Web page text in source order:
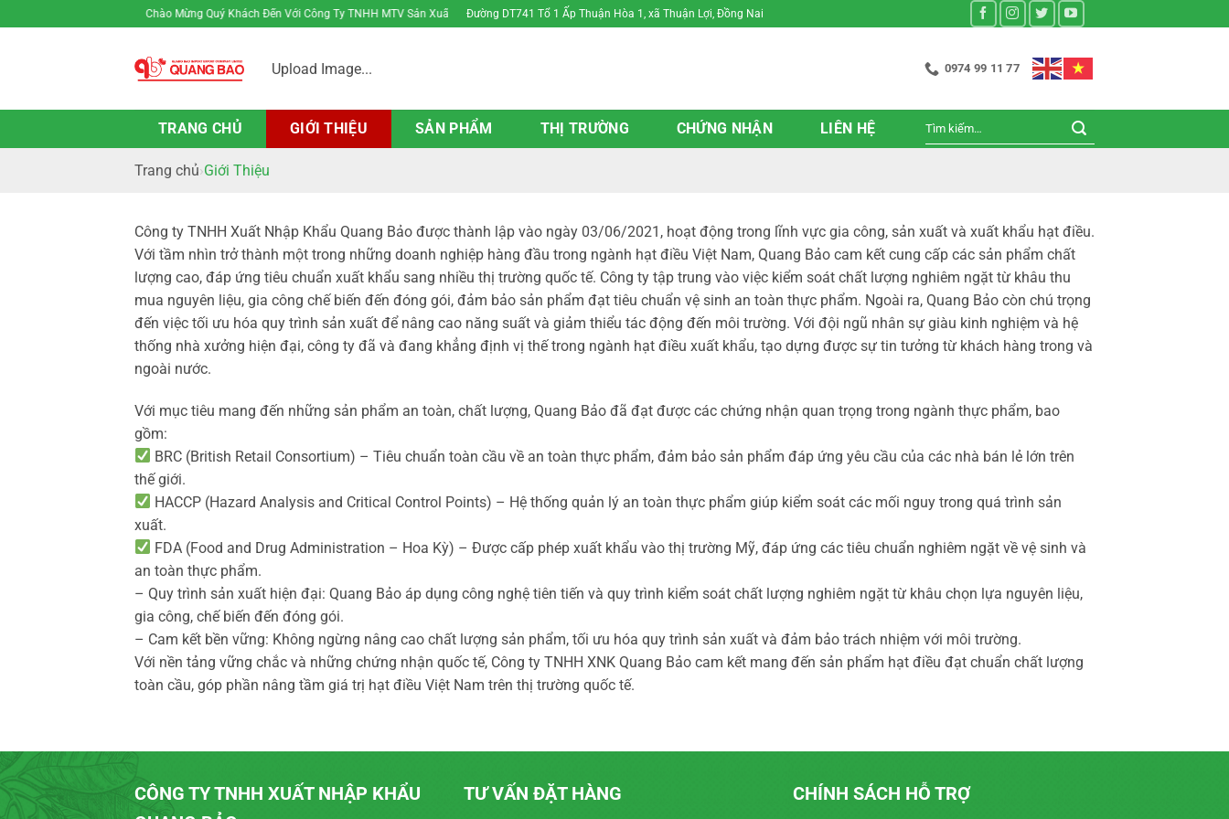
qua
Hân Hạnh Chào Mừng Quý Khách Đến Với Công Ty TNHH MTV Sản Xuất Thương Mại Phú ThủyĐường DT741 Tổ 1 Ấp Thuận Hòa 1, xã Thuận Lợi, Đồng Nai
Upload Image... 0974 99 11 77
TRANG CHỦ GIỚI THIỆU SẢN PHẨM THỊ TRƯỜNG CHỨNG NHẬN LIÊN HỆ
Tìm
Trang chủ Giới Thiệu
Công ty TNHH Xuất Nhập Khẩu Quang Bảo được thành lập vào ngày 03/06/2021, hoạt động trong lĩnh vực gia công, sản xuất và xuất khẩu hạt điều.
Với tầm nhìn trở thành một trong những doanh nghiệp hàng đầu trong ngành hạt điều Việt Nam, Quang Bảo cam kết cung cấp các sản phẩm chất
lượng cao, đáp ứng tiêu chuẩn xuất khẩu sang nhiều thị trường quốc tế. Công ty tập trung vào việc kiểm soát chất lượng nghiêm ngặt từ khâu thu
mua nguyên liệu, gia công chế biến đến đóng gói, đảm bảo sản phẩm đạt tiêu chuẩn vệ sinh an toàn thực phẩm. Ngoài ra, Quang Bảo còn chú trọng
đến việc tối ưu hóa quy trình sản xuất để nâng cao năng suất và giảm thiểu tác động đến môi trường. Với đội ngũ nhân sự giàu kinh nghiệm và hệ
thống nhà xưởng hiện đại, công ty đã và đang khẳng định vị thế trong ngành hạt điều xuất khẩu, tạo dựng được sự tin tưởng từ khách hàng trong và
ngoài nước.
Với mục tiêu mang đến những sản phẩm an toàn, chất lượng, Quang Bảo đã đạt được các chứng nhận quan trọng trong ngành thực phẩm, bao
gồm:
BRC (British Retail Consortium) – Tiêu chuẩn toàn cầu về an toàn thực phẩm, đảm bảo sản phẩm đáp ứng yêu cầu của các nhà bán lẻ lớn trên
thế giới.
HACCP (Hazard Analysis and Critical Control Points) – Hệ thống quản lý an toàn thực phẩm giúp kiểm soát các mối nguy trong quá trình sản
xuất.
FDA (Food and Drug Administration – Hoa Kỳ) – Được cấp phép xuất khẩu vào thị trường Mỹ, đáp ứng các tiêu chuẩn nghiêm ngặt về vệ sinh và
an toàn thực phẩm.
– Quy trình sản xuất hiện đại: Quang Bảo áp dụng công nghệ tiên tiến và quy trình kiểm soát chất lượng nghiêm ngặt từ khâu chọn lựa nguyên liệu,
gia công, chế biến đến đóng gói.
– Cam kết bền vững: Không ngừng nâng cao chất lượng sản phẩm, tối ưu hóa quy trình sản xuất và đảm bảo trách nhiệm với môi trường.
Với nền tảng vững chắc và những chứng nhận quốc tế, Công ty TNHH XNK Quang Bảo cam kết mang đến sản phẩm hạt điều đạt chuẩn chất lượng
toàn cầu, góp phần nâng tầm giá trị hạt điều Việt Nam trên thị trường quốc tế.
CÔNG TY TNHH XUẤT NHẬP KHẨU
TƯ VẤN ĐẶT HÀNG CHÍNH SÁCH HỖ TRỢ